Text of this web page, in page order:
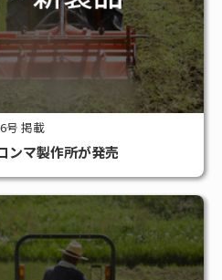
号 掲載
ンマ製作所が発売